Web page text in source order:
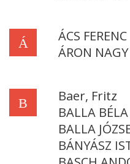
Á
ÁCS FERENC
ÁRON NAGY
B
Baer, Fritz
BALLA BÉLA
BALLA
BÁNYÁSZ